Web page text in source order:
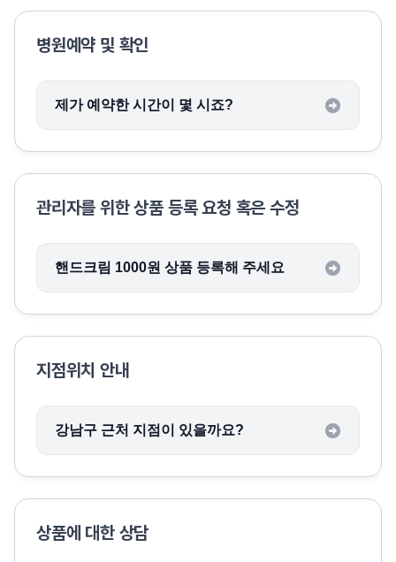
병원예약 및 확인
제가 예약한 시간이 몇 시죠?
관리자를 위한 상품 등록 요청 혹은 수정
핸드크림 1000원 상품 등록해 주세요
지점위치 안내
강남구 근처 지점이 있을까요?
상품에 대한 상담